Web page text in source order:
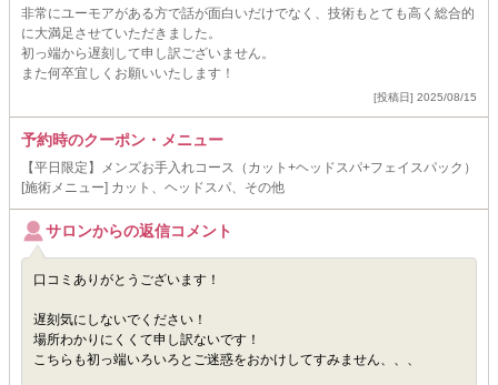
非常にユーモアがある方で話が面白いだけでなく、技術もとても高く総合的
に大満足させていただきました。
初っ端から遅刻して申し訳ございません。
また何卒宜しくお願いいたします！
[投稿日] 2025/08/15
予約時のクーポン・メニュー
【平日限定】メンズお手入れコース（カット+ヘッドスパ+フェイスパック）
[施術メニュー] カット、ヘッドスパ、その他
サロンからの返信コメント
口コミありがとうございます！
遅刻気にしないでください！
場所わかりにくくて申し訳ないです！
こちらも初っ端いろいろとご迷惑をおかけしてすみません、、、